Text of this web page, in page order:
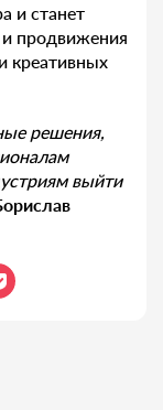
и станет
продвижения
креативных
решения,
выйти